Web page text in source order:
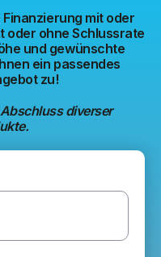
Finanzierung mit oder
oder ohne Schlussrate
und gewünschte
ein passendes
zu!
diverser